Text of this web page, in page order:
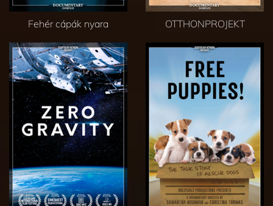
Fehér cápák nyara OTTHONPROJEKT